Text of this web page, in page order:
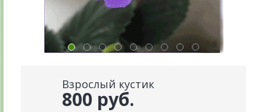
Взрослый кустик
800 руб.